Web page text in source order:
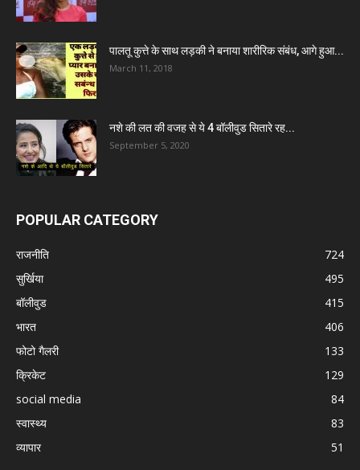
पालतू कुत्ते के साथ लड़की ने बनाया शारीरिक संबंध, आगे हुआ...
March 11, 2018
नशे की लत की वजह से ये 4 बॉलीवुड सितारे रह...
September 5, 2020
POPULAR CATEGORY
राजनीति
724
सुर्खिया
495
बॉलीवुड
415
भारत
406
फोटो गैलरी
133
क्रिकेट
129
social media
84
स्वास्थ्य
83
व्यापार
51